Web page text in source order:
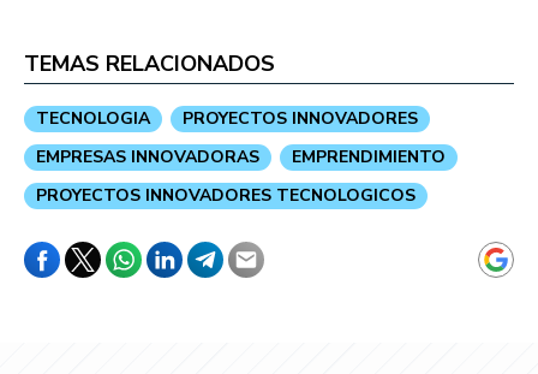
TEMAS RELACIONADOS
TECNOLOGIA
PROYECTOS INNOVADORES
EMPRESAS INNOVADORAS
EMPRENDIMIENTO
PROYECTOS INNOVADORES TECNOLOGICOS